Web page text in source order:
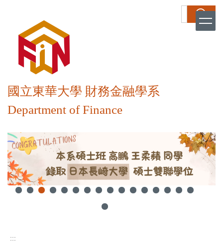
國立東華大學 財務金融學系
Department of Finance
搜尋
:::